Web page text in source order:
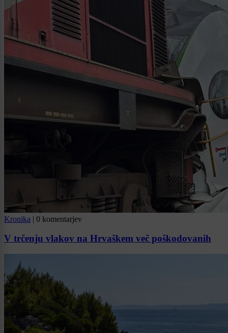
Kronika | 0 komentarjev
V trčenju vlakov na Hrvaškem več poškodovanih